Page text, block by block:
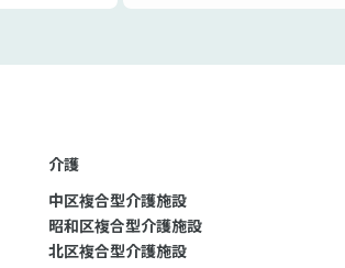
介護
中区複合型介護施設
昭和区複合型介護施設
北区複合型介護施設